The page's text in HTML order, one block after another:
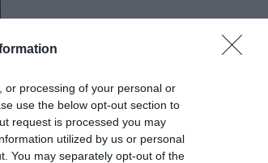
or processing of your personal or
use the below opt-out section to
request is processed you may
utilized by us or personal
You may separately opt-out of the
ahol össze is
készül